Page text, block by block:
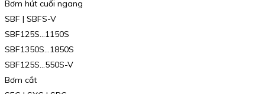
Bơm hút cuối ngang
SBF | SBFS-V
SBF125S…1150S
SBF1350S…1850S
SBF125S…550S-V
Bơm cắt